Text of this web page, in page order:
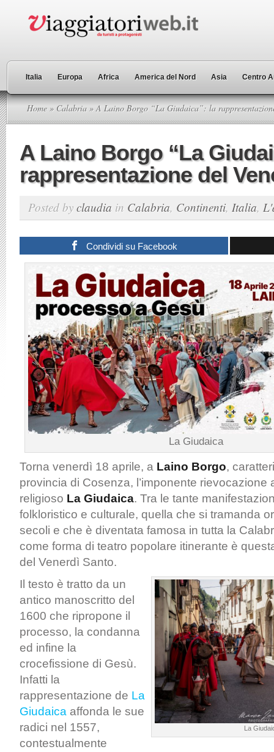
Italia Europa Africa America del Nord Asia Centro
Home » Calabria » A Laino Borgo “La Giudaica”: la
A Laino Borgo “La
rappresentazione del
Posted by claudia in Calabria, Continenti, Italia,
Condividi su Facebook
La Giudaica
Torna venerdì 18 aprile, a Laino Borgo,
provincia di Cosenza, l’imponente rievocazione
religioso La Giudaica. Tra le tante
folkloristico e culturale, quella che si tramanda
secoli e che è diventata famosa in tutta la
come forma di teatro popolare itinerante è
del Venerdì Santo.
La
Il testo è tratto da un
antico manoscritto del
1600 che ripropone il
processo, la condanna
ed infine la
crocefissione di Gesù.
Infatti la
rappresentazione de La
Giudaica affonda le sue
radici nel 1557,
contestualmente